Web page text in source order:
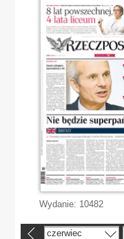
Wydanie: 10482
czerwiec